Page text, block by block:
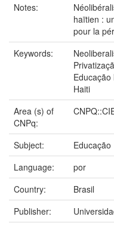
Notes:
haïtien :
pour la
Keywords:
Educação
Haiti
Area (s) of
CNPq:
Subject:
Educação
Language:
por
Country:
Brasil
Publisher: